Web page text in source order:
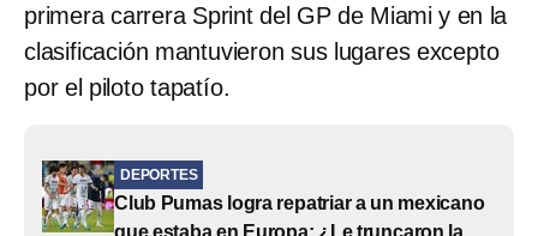
primera carrera Sprint del GP de Miami y en la
clasificación mantuvieron sus lugares excepto
por el piloto tapatío.
DEPORTES
Club Pumas logra repatriar a un mexicano
que estaba en Europa: ¿Le truncaron la